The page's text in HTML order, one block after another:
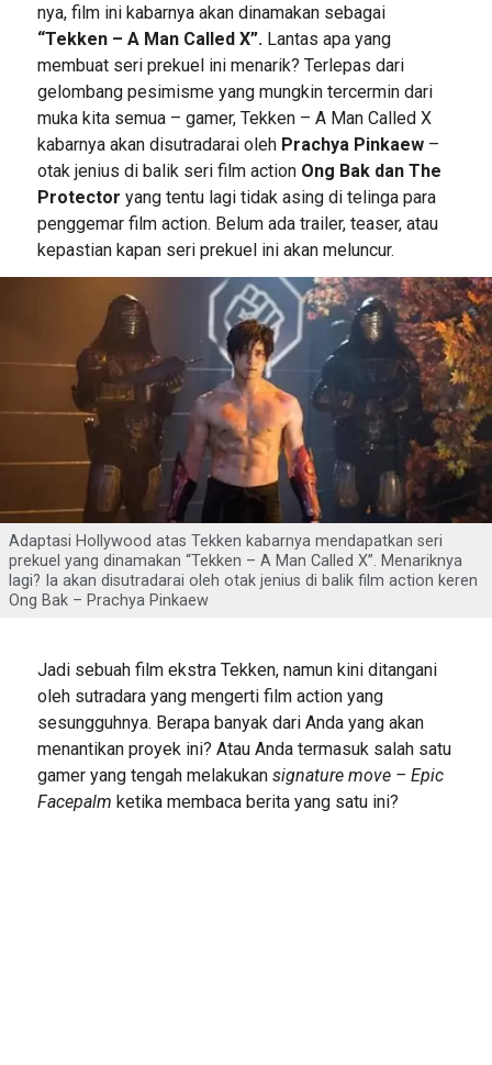
nya, film ini kabarnya akan dinamakan sebagai
“Tekken – A Man Called X”.Lantas apa yang
membuat seri prekuel ini menarik? Terlepas dari
gelombang pesimisme yang mungkin tercermin dari
muka kita semua – gamer, Tekken – A Man Called X
kabarnya akan disutradarai oleh Prachya Pinkaew–
otak jenius di balik seri film action Ong Bak dan The
Protector yang tentu lagi tidak asing di telinga para
penggemar film action. Belum ada trailer, teaser, atau
kepastian kapan seri prekuel ini akan meluncur.
Adaptasi Hollywood atas Tekken kabarnya mendapatkan seri
prekuel yang dinamakan “Tekken – A Man Called X”. Menariknya
lagi? Ia akan disutradarai oleh otak jenius di balik film action keren
Ong Bak – Prachya Pinkaew
Jadi sebuah film ekstra Tekken, namun kini ditangani
oleh sutradara yang mengerti film action yang
sesungguhnya. Berapa banyak dari Anda yang akan
menantikan proyek ini? Atau Anda termasuk salah satu
gamer yang tengah melakukan signature move – Epic
Facepalm ketika membaca berita yang satu ini?